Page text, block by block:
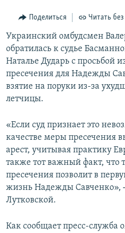
навигации
Вернутся
поиску
11 ЛЕТ ОККУПАЦИИ КРЫМА. 11
ЕЩЕ
ИНТЕРАКТИВ
ТЕЛЕПРОЕКТ КРЫМ.РЕАЛИИ
СОВЕТЫ ПРАВОЗАЩИТНИКОВ
ПОБЕДИТЕЛЕЙ НЕ СУДЯТ?
КРЫМ.НЕПОКОРЕННЫЙ
ELIFBE
УКРАИНСКАЯ ПРОБЛЕМА КРЫМА
РАДІО СВОБОДА
КАК ОБОЙТИ БЛОКИРОВКУ
Українською
Qırımtatar
ПРИСОЕДИНЯЙТЕСЬ!
Все сайты RFE/RL
Поделиться Читать без
Украинский омбудсмен
обратилась к судье
Наталье Дударь с просьбой
пресечения для Надежды
взятие на поруки из-за
летчицы.
«Если суд признает это
качестве меры пресечения
арест, учитывая практику
также тот важный факт, что
пресечения позволит в
жизнь Надежды Савченко»,
Лутковской.
Как сообщает пресс-служба